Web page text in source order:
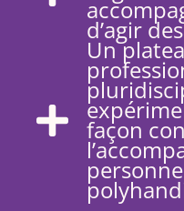
d’agir
Un
façon